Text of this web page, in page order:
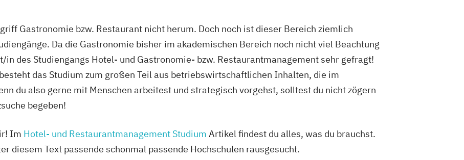
Gastronomie bzw. Restaurant nicht herum. Doch noch ist dieser Bereich ziemlich
Da die Gastronomie bisher im akademischen Bereich noch nicht viel Beachtung
in des Studiengangs Hotel- und Gastronomie- bzw. Restaurantmanagement sehr gefragt!
das Studium zum großen Teil aus betriebswirtschaftlichen Inhalten, die im
du also gerne mit Menschen arbeitest und strategisch vorgehst, solltest du nicht zögern
begeben!
Im Hotel- und Restaurantmanagement Studium Artikel findest du alles, was du brauchst.
diesem Text passende schonmal passende Hochschulen rausgesucht.